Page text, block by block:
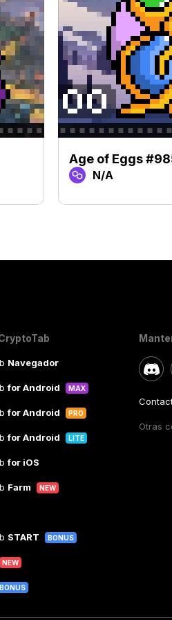
Age of Eggs
N/A
Navegador
for Android MAX
for Android PRO
for Android LITE
for iOS
Farm NEW
START BONUS
NEW
BONUS
Otras